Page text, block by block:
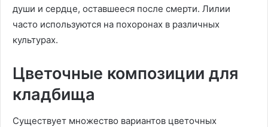
души и сердце, оставшееся после смерти. Лилии
часто используются на похоронах в различных
культурах.
Цветочные композиции для
кладбища
Существует множество вариантов цветочных